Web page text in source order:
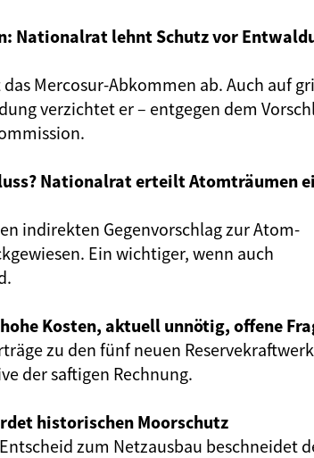
Nationalrat lehnt Schutz vor
Mercosur-Abkommen ab. Auch auf
verzichtet er – entgegen dem
Nationalrat erteilt Atomträumen
indirekten Gegenvorschlag zur Atom-
Ein wichtiger, wenn auch
Kosten, aktuell unnötig, offene
zu den fünf neuen
der saftigen Rechnung.
historischen Moorschutz
zum Netzausbau beschneidet